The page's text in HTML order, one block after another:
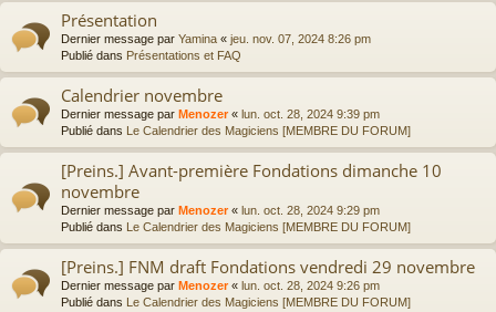
Présentation
Dernier message par Yamina « jeu. nov. 07, 2024 8:26 pm
Publié dans Présentations et FAQ
Calendrier novembre
Dernier message par Menozer« lun. oct. 28, 2024 9:39 pm
Publié dans Le Calendrier des Magiciens [MEMBRE DU FORUM]
[Preins.] Avant-première Fondations dimanche 10
novembre
Dernier message par Menozer« lun. oct. 28, 2024 9:29 pm
Publié dans Le Calendrier des Magiciens [MEMBRE DU FORUM]
[Preins.] FNM draft Fondations vendredi 29 novembre
Dernier message par Menozer« lun. oct. 28, 2024 9:26 pm
Publié dans Le Calendrier des Magiciens [MEMBRE DU FORUM]